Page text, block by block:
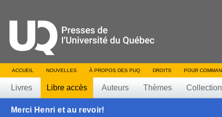
ACCUEIL NOUVELLES À PROPOS DES PUQ DROITS POUR
Livres Libre accès Auteurs Thèmes
Merci Henri et au revoir!